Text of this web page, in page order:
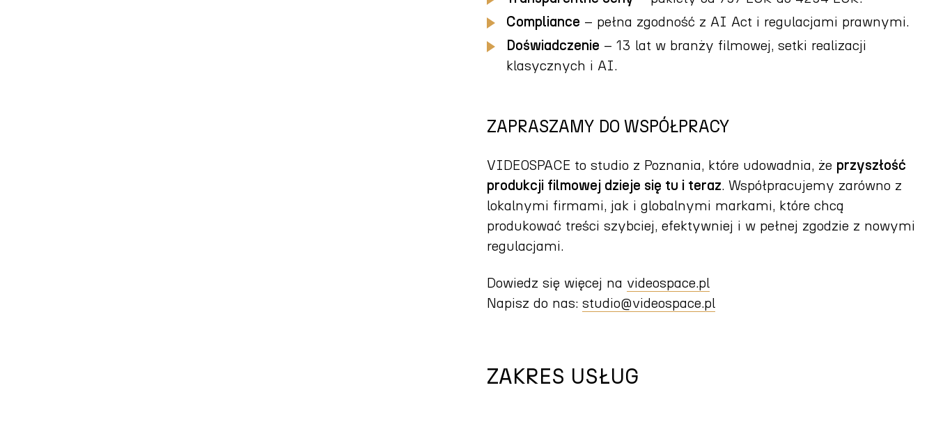
Compliance – pełna zgodność z AI Act i regulacjami prawnymi.
Doświadczenie – 13 lat w branży filmowej, setki realizacji
klasycznych i AI.
ZAPRASZAMY DO WSPÓŁPRACY
VIDEOSPACE to studio z Poznania, które udowadnia, że przyszłość
produkcji filmowej dzieje się tu i teraz. Współpracujemy zarówno z
lokalnymi firmami, jak i globalnymi markami, które chcą
produkować treści szybciej, efektywniej i w pełnej zgodzie z nowymi
regulacjami.
Dowiedz się więcej na videospace.pl
Napisz do nas: studio@videospace.pl
ZAKRES USŁUG